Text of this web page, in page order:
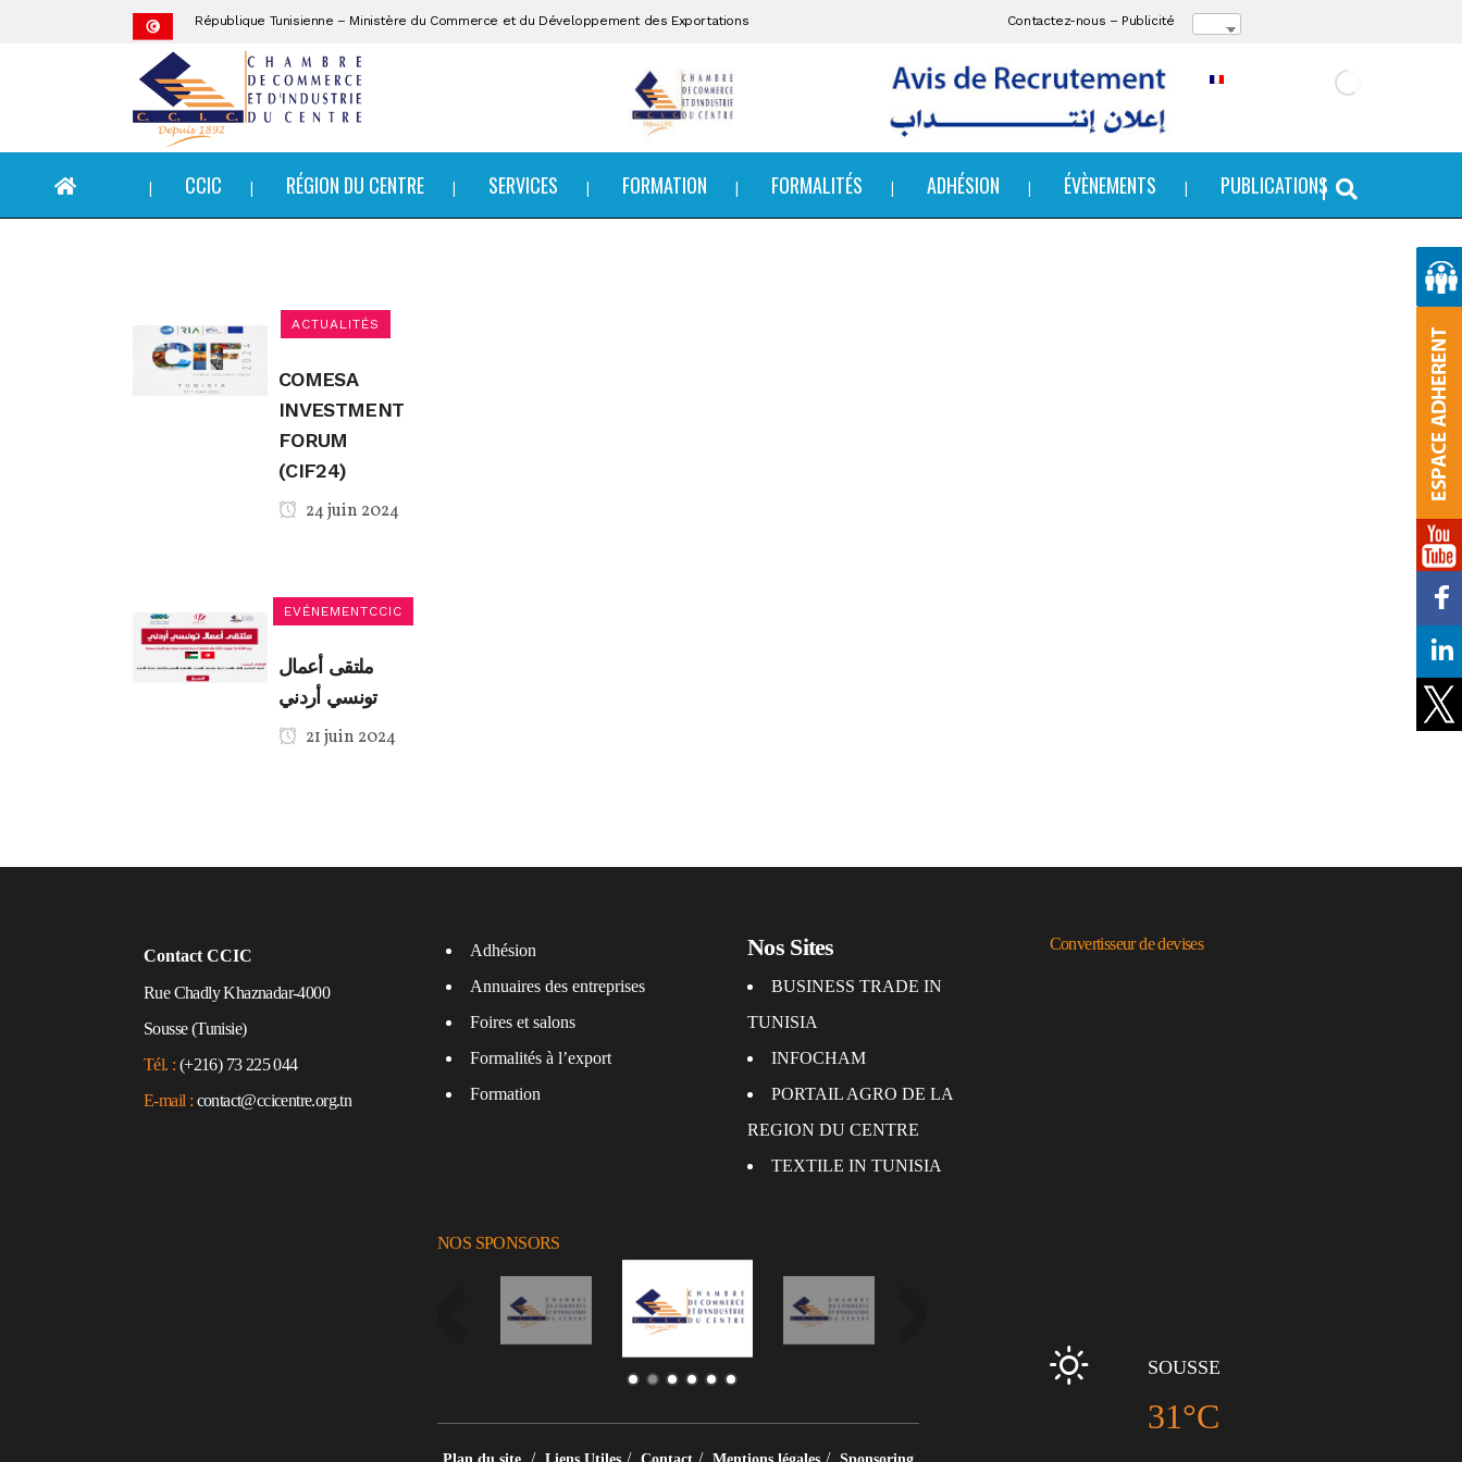
République Tunisienne – Ministère du Commerce et du Développement des Exportations Contactez-nous – Publicité
CCIC RÉGION DU CENTRE SERVICES FORMATION FORMALITÉS ADHÉSION ÉVÈNEMENTS PUBLICATIONS
ACTUALITÉS
COMESA
INVESTMENT
FORUM
(CIF24)
24 juin 2024
EVÉNEMENTCCIC
ملتقى أعمال
تونسي أردني
21 juin 2024
Contact CCIC
Rue Chadly Khaznadar-4000
Sousse (Tunisie)
Tél. : (+216) 73 225 044
E-mail : contact@ccicentre.org.tn
Adhésion
Annuaires des entreprises
Foires et salons
Formalités à l’export
Formation
Nos Sites
BUSINESS TRADE IN
TUNISIA
INFOCHAM
PORTAIL AGRO DE LA
REGION DU CENTRE
TEXTILE IN TUNISIA
Convertisseur de devises
SOUSSE
31°C
NOS SPONSORS
/ / / /